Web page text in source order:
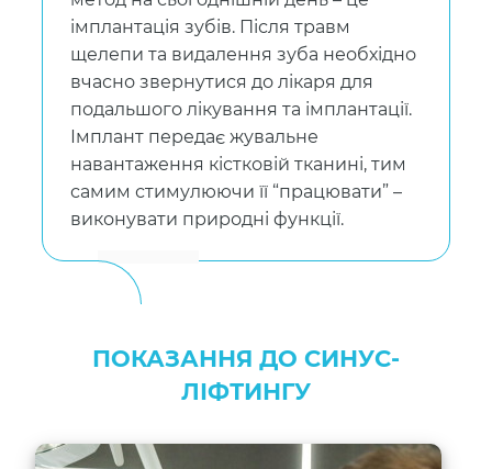
імплантація зубів. Після травм
щелепи та видалення зуба необхідно
вчасно звернутися до лікаря для
подальшого лікування та імплантації.
Імплант передає жувальне
навантаження кістковій тканині, тим
самим стимулюючи її “працювати” –
виконувати природні функції.
ПОКАЗАННЯ ДО СИНУС-
ЛІФТИНГУ